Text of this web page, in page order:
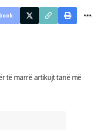
të marrë artikujt tanë më